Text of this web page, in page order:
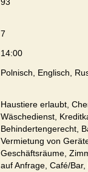
7
14:00
Polnisch, Englisch,
Haustiere erlaubt,
Wäschedienst,
Behindertengerecht,
Vermietung von
Geschäftsräume,
auf Anfrage, Café/